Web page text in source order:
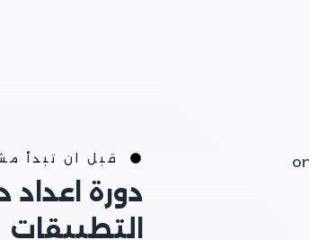
قبل ان تبدأ
دورة
التطبيقات